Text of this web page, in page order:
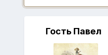
Гость Павел